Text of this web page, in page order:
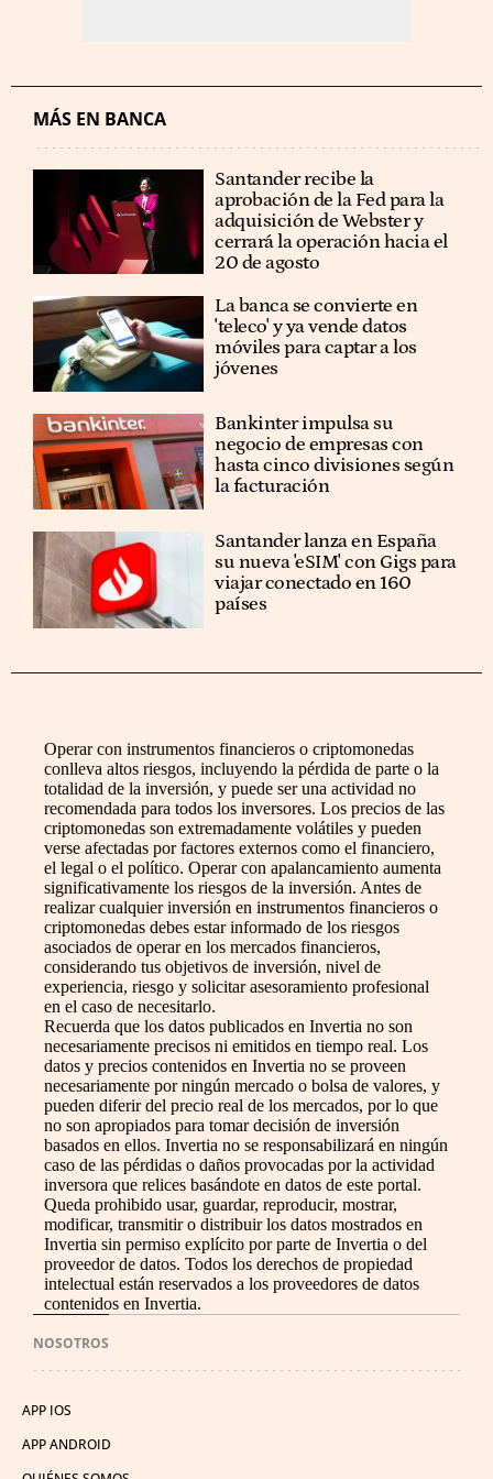
MÁS EN BANCA
Santander recibe la
aprobación de la Fed para la
adquisición de Webster y
cerrará la operación hacia el
20 de agosto
La banca se convierte en
'teleco' y ya vende datos
móviles para captar a los
jóvenes
Bankinter impulsa su
negocio de empresas con
hasta cinco divisiones según
la facturación
Santander lanza en España
su nueva 'eSIM' con Gigs para
viajar conectado en 160
países
Operar con instrumentos financieros o criptomonedas
conlleva altos riesgos, incluyendo la pérdida de parte o la
totalidad de la inversión, y puede ser una actividad no
recomendada para todos los inversores. Los precios de las
criptomonedas son extremadamente volátiles y pueden
verse afectadas por factores externos como el financiero,
el legal o el político. Operar con apalancamiento aumenta
significativamente los riesgos de la inversión. Antes de
realizar cualquier inversión en instrumentos financieros o
criptomonedas debes estar informado de los riesgos
asociados de operar en los mercados financieros,
considerando tus objetivos de inversión, nivel de
experiencia, riesgo y solicitar asesoramiento profesional
en el caso de necesitarlo.
Recuerda que los datos publicados en Invertia no son
necesariamente precisos ni emitidos en tiempo real. Los
datos y precios contenidos en Invertia no se proveen
necesariamente por ningún mercado o bolsa de valores, y
pueden diferir del precio real de los mercados, por lo que
no son apropiados para tomar decisión de inversión
basados en ellos. Invertia no se responsabilizará en ningún
caso de las pérdidas o daños provocadas por la actividad
inversora que relices basándote en datos de este portal.
Queda prohibido usar, guardar, reproducir, mostrar,
modificar, transmitir o distribuir los datos mostrados en
Invertia sin permiso explícito por parte de Invertia o del
proveedor de datos. Todos los derechos de propiedad
intelectual están reservados a los proveedores de datos
contenidos en Invertia.
NOSOTROS
APP IOS
APP ANDROID